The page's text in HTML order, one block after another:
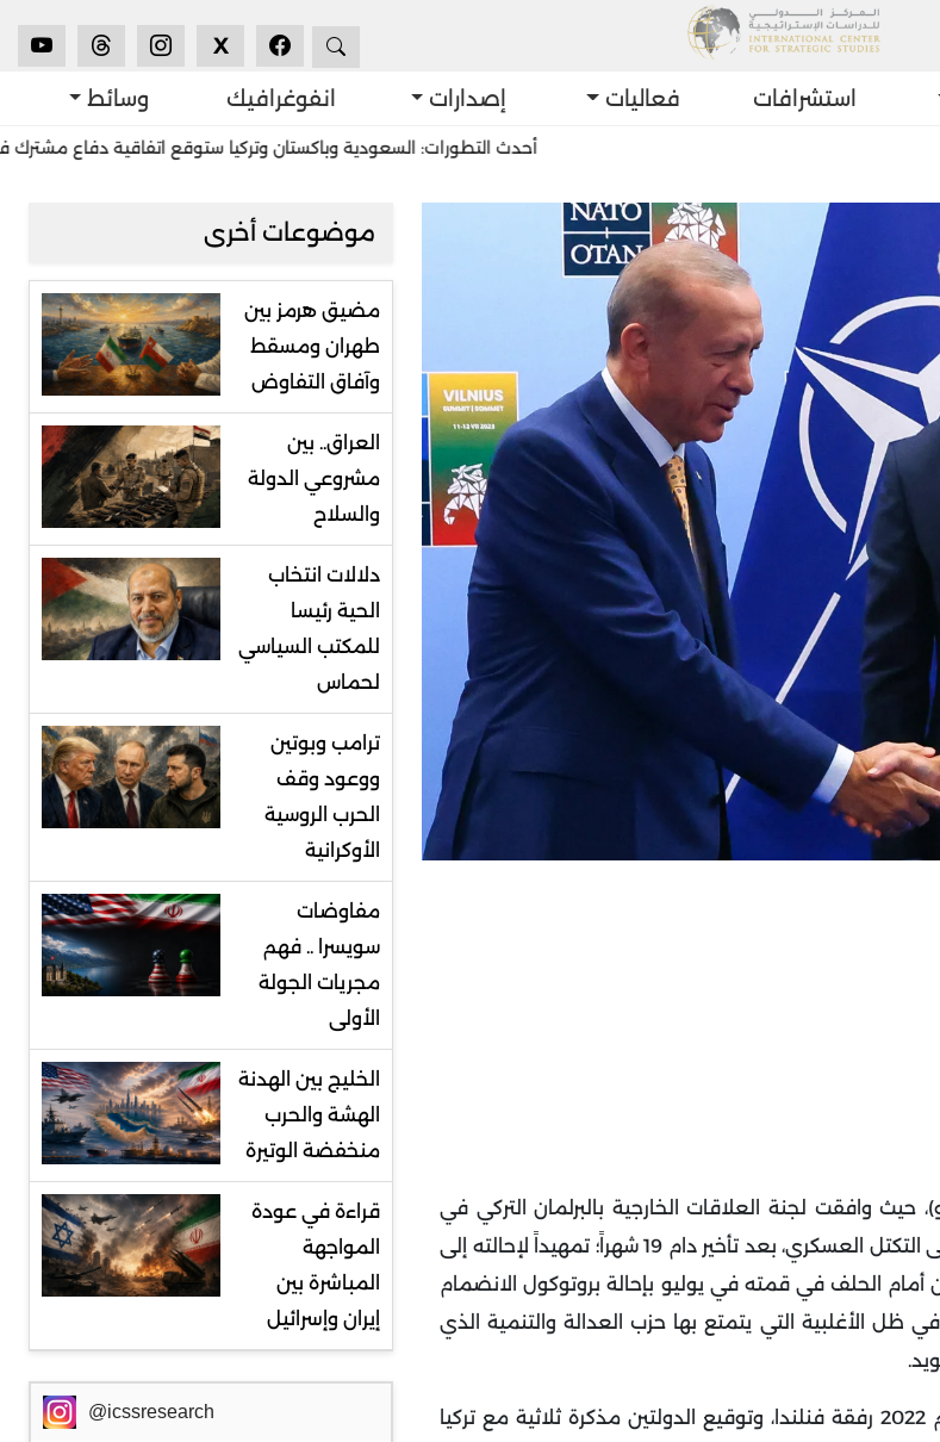
X
استشرافات فعاليات إصدارات انفوغرافيك وسائط
أحدث التطورات: السعودية وباكستان وتركيا ستوقع اتفاقية دفاع مشترك في جدّة
وافقت لجنة العلاقات الخارجية بالبرلمان التركي في
السادس والعشرين من ديسمبر 2023 على بروتوكول انضمام ستوكهولم إلى التكتل العسكري، بعد تأخير دام 19 شهراً؛ تمهيداً لإحالته إلى
أمام الحلف في قمته في يوليو بإحالة بروتوكول الانضمام
ظل الأغلبية التي يتمتع بها حزب العدالة والتنمية الذي
مرّ مسار انضمام السويد إلى الناتو بعدة مراحل بداية من ترشحها في عام 2022 رفقة فنلندا، وتوقيع الدولتين مذكرة ثلاثية مع تركيا
موضوعات أخرى
مضيق هرمز بين
طهران ومسقط
وآفاق التفاوض
العراق.. بين
مشروعي الدولة
والسلاح
دلالات انتخاب
الحية رئيسا
للمكتب السياسي
لحماس
ترامب وبوتين
ووعود وقف
الحرب الروسية
الأوكرانية
مفاوضات
سويسرا .. فهم
مجريات الجولة
الأولى
الخليج بين الهدنة
الهشة والحرب
منخفضة الوتيرة
قراءة في عودة
المواجهة
المباشرة بين
إيران وإسرائيل
@icssresearch